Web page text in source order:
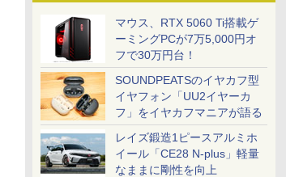
マウス、RTX 5060 Ti搭載ゲ
ーミングPCが7万5,000円オ
フで30万円台！
SOUNDPEATSのイヤカフ型
イヤフォン「UU2イヤーカ
フ」をイヤカフマニアが語る
レイズ鍛造1ピースアルミホ
イール「CE28 N-plus」軽量
なままに剛性を向上